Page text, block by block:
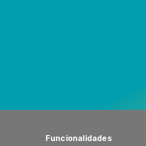
Funcionalidades